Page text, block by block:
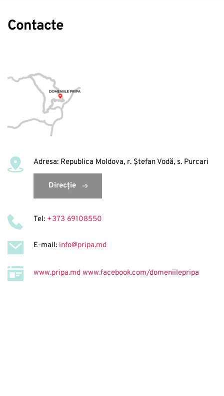
Contacte
Adresa: Republica Moldova, r. Ștefan Vodă, s. Purcari
Direcție
Tel: +373 69108550
E-mail: info@pripa.md
www.pripa.md www.facebook.com/domeniilepripa